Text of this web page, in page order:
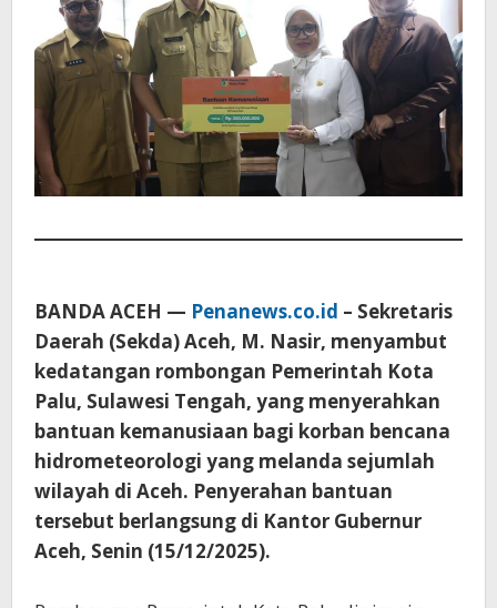
BANDA ACEH — Penanews.co.id – Sekretaris
Daerah (Sekda) Aceh, M. Nasir, menyambut
kedatangan rombongan Pemerintah Kota
Palu, Sulawesi Tengah, yang menyerahkan
bantuan kemanusiaan bagi korban bencana
hidrometeorologi yang melanda sejumlah
wilayah di Aceh. Penyerahan bantuan
tersebut berlangsung di Kantor Gubernur
Aceh, Senin (15/12/2025).